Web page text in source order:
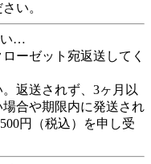
い。
い…
ーゼット宛返送してく
返送されず、3ヶ月以
合や期限内に発送され
円（税込）を申し受